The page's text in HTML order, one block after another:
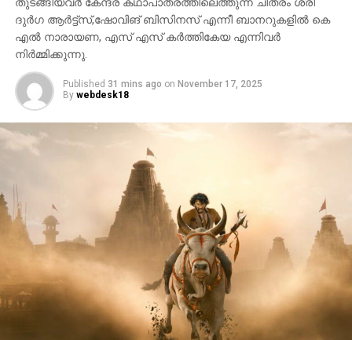
ദുർഗ ആർട്ട്സ്,ഷോവിങ് ബിസിനസ് എന്നീ ബാനറുകളിൽ കെ
എൽ നാരായണ, എസ് എസ് കർത്തികേയ എന്നിവർ
നിർമ്മിക്കുന്നു.
Published 31 mins ago on November 17, 2025
By webdesk18